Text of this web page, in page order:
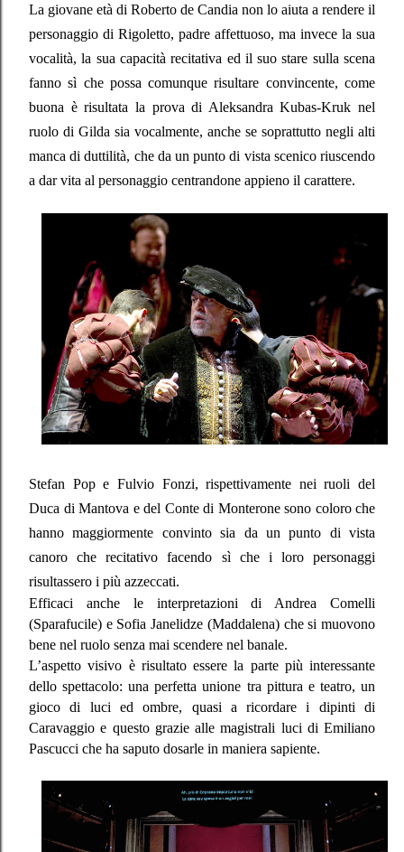
La giovane età di Roberto de Candia non lo aiuta a rendere il
personaggio di Rigoletto, padre affettuoso, ma invece la sua
vocalità, la sua capacità recitativa ed il suo stare sulla scena
fanno sì che possa comunque risultare convincente, come
buona è risultata la prova di Aleksandra Kubas-Kruk nel
ruolo di Gilda sia vocalmente, anche se soprattutto negli alti
manca di duttilità, che da un punto di vista scenico riuscendo
a dar vita al personaggio centrandone appieno il carattere.
Stefan Pop e Fulvio Fonzi, rispettivamente nei ruoli del
Duca di Mantova e del Conte di Monterone sono coloro che
hanno maggiormente convinto sia da un punto di vista
canoro che recitativo facendo sì che i loro personaggi
risultassero i più azzeccati.
Efficaci anche le interpretazioni di Andrea Comelli
(Sparafucile) e Sofia Janelidze (Maddalena) che si muovono
bene nel ruolo senza mai scendere nel banale.
L’aspetto visivo è risultato essere la parte più interessante
dello spettacolo: una perfetta unione tra pittura e teatro, un
gioco di luci ed ombre, quasi a ricordare i dipinti di
Caravaggio e questo grazie alle magistrali luci di Emiliano
Pascucci che ha saputo dosarle in maniera sapiente.